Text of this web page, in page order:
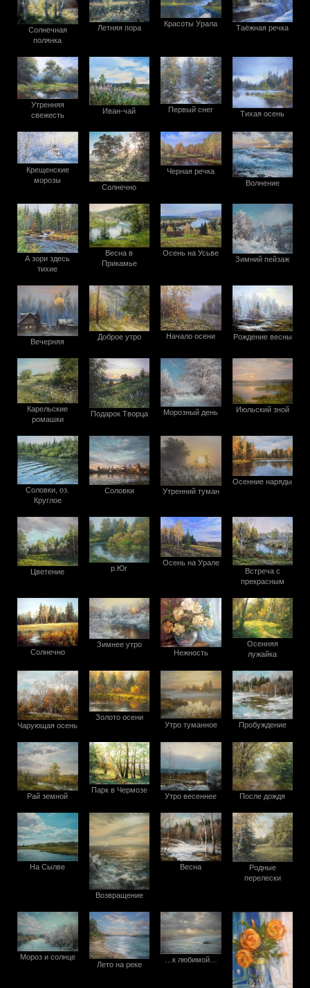
Солнечная
полянка
Летняя пора
Красоты Урала Таёжная речка
Утренняя
свежесть
Иван-чай Первый снег Тихая осень
Крещенские
морозы
Солнечно
Черная речка
Волнение
А зори здесь
тихие
Весна в
Прикамье
Осень на Усьве
Зимний пейзаж
Вечерняя
Доброе утро Начало осени Рождение весны
Карельские
ромашки
Подарок Творца Морозный день Июльский зной
Соловки, оз.
Круглое
Соловки Утренний туман
Осенние наряды
Цветение р.Юг
Осень на Урале
Встреча с
прекрасным
Солнечно
Зимнее утро
Нежность
Осенняя
лужайка
Чарующая осень
Золото осени
Утро туманное
Пробуждение
Рай земной
Парк в Чермозе
Утро весеннее После дождя
На Сылве
Возвращение
Весна
Родные
перелески
Мороз и солнце
Лето на реке
…к любимой…